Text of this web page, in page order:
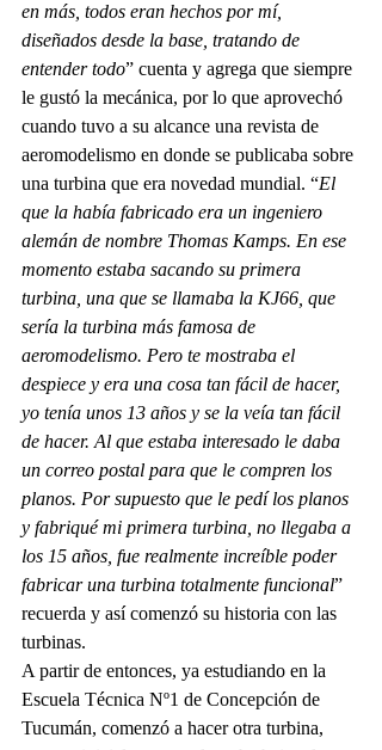
en más, todos eran hechos por mí,
diseñados desde la base, tratando de
entender todo” cuenta y agrega que siempre
le gustó la mecánica, por lo que aprovechó
cuando tuvo a su alcance una revista de
aeromodelismo en donde se publicaba sobre
una turbina que era novedad mundial. “El
que la había fabricado era un ingeniero
alemán de nombre Thomas Kamps. En ese
momento estaba sacando su primera
turbina, una que se llamaba la KJ66, que
sería la turbina más famosa de
aeromodelismo. Pero te mostraba el
despiece y era una cosa tan fácil de hacer,
yo tenía unos 13 años y se la veía tan fácil
de hacer. Al que estaba interesado le daba
un correo postal para que le compren los
planos. Por supuesto que le pedí los planos
y fabriqué mi primera turbina, no llegaba a
los 15 años, fue realmente increíble poder
fabricar una turbina totalmente funcional”
recuerda y así comenzó su historia con las
turbinas.
A partir de entonces, ya estudiando en la
Escuela Técnica Nº1 de Concepción de
Tucumán, comenzó a hacer otra turbina,